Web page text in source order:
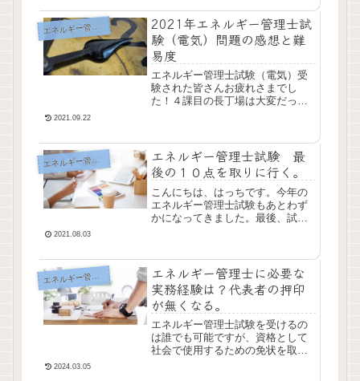
どう攻略するかなどを...
エ
ネルギー管理士
2021年エネルギー管理士試
験（電気）問題の感想と難
易度
エネルギー管理士試験（電気）受
験された皆さんお疲れさまでし
た！４課目の長丁場は大変だった
いておきたいと思います...
2021.09.22
エ
ネルギー管理士
エネルギー管理士試験 最
後の１０点を取りに行く。
こんにちは、はっちです。今年の
エネルギー管理士試験もあとわず
かになってきました。最後、試験
ですので、ご注意くだ...
2021.08.03
エ
ネルギー管理士
エネルギー管理士に必要な
実務経験は？代表者の押印
が無くなる。
エネルギー管理士試験を受けるの
は誰でも可能ですが、資格として
社会で使用するための免状を取得
2024.03.05